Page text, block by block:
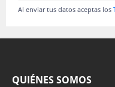
Al enviar tus datos aceptas los
QUIÉNES SOMOS